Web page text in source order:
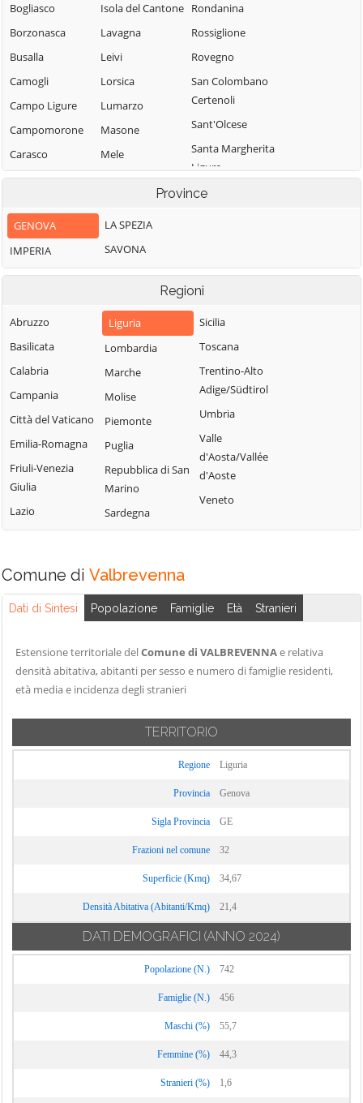
Bogliasco
Borzonasca
Busalla
Camogli
Campo Ligure
Campomorone
Carasco
Casarza Ligure
Castiglione
Chiavarese
Ceranesi
Cicagna
Cogoleto
Cogorno
Coreglia Ligure
Crocefieschi
Davagna
Fascia
Favale di Malvaro
Isola del Cantone
Lavagna
Leivi
Lorsica
Lumarzo
Masone
Mele
Mezzanego
Moconesi
Moneglia
Montebruno
Ne
Neirone
Orero
Pieve Ligure
Portofino
Propata
Rapallo
Rondanina
Rossiglione
Rovegno
San Colombano
Certenoli
Sant'Olcese
Santa Margherita
Ligure
Santo Stefano
Sestri Levante
Sori
Tiglieto
Vobbia
Zoagli
Province
GENOVA
IMPERIA
LA SPEZIA
SAVONA
Regioni
Abruzzo
Basilicata
Calabria
Campania
Città del Vaticano
Emilia-Romagna
Friuli-Venezia
Giulia
Lazio
Liguria
Lombardia
Marche
Molise
Piemonte
Puglia
Repubblica di San
Marino
Sardegna
Sicilia
Toscana
Trentino-Alto
Adige/Südtirol
Umbria
Valle
d'Aosta/Vallée
d'Aoste
Veneto
Comune di Valbrevenna
Dati di Sintesi Popolazione Famiglie Età Stranieri
Estensione territoriale delComune di VALBREVENNAe relativa
densità abitativa, abitanti per sesso e numero di famiglie residenti,
età media e incidenza degli stranieri
TERRITORIO
Regione Liguria
Provincia Genova
Sigla Provincia GE
Frazioni nel comune 32
Superficie (Kmq) 34,67
Densità Abitativa (Abitanti/Kmq) 21,4
DATI DEMOGRAFICI (ANNO 2024)
Popolazione (N.) 742
Famiglie (N.) 456
Maschi (%) 55,7
Femmine (%) 44,3
Stranieri (%) 1,6